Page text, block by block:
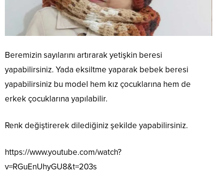
Beremizin sayılarını artırarak yetişkin beresi
yapabilirsiniz. Yada eksiltme yaparak bebek beresi
yapabilirsiniz bu model hem kız çocuklarına hem de
erkek çocuklarına yapılabilir.
Renk değiştirerek dilediğiniz şekilde yapabilirsiniz.
https://www.youtube.com/watch?
v=RGuEnUhyGU8&t=203s